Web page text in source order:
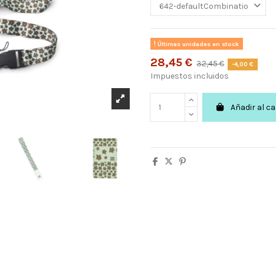
Últimas unidades en stock
28,45 € 32,45 € -4,00 €
Impuestos incluidos
Añadir al